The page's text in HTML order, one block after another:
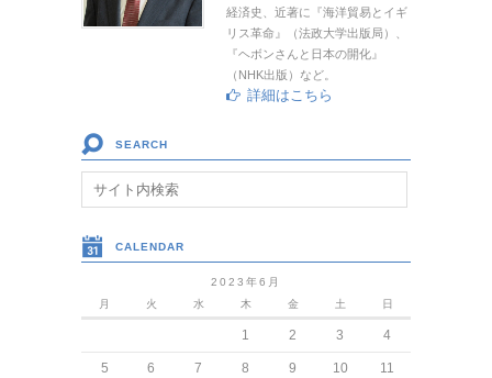
経済史、近著に『海洋貿易とイギ
リス革命』（法政大学出版局）、
『ヘボンさんと日本の開化』
（NHK出版）など。
詳細はこちら
SEARCH
CALENDAR
2023年6月
月
火 水 木 金 土 日
1 2 3 4
5 6 7 8 9 10 11